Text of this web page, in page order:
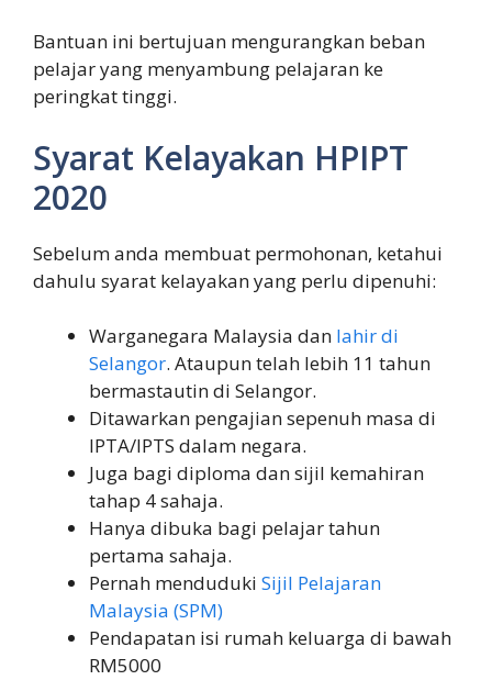
Bantuan ini bertujuan mengurangkan beban
pelajar yang menyambung pelajaran ke
peringkat tinggi.
Syarat Kelayakan HPIPT
2020
Sebelum anda membuat permohonan, ketahui
dahulu syarat kelayakan yang perlu dipenuhi:
Warganegara Malaysia dan lahir di
Selangor. Ataupun telah lebih 11 tahun
bermastautin di Selangor.
Ditawarkan pengajian sepenuh masa di
IPTA/IPTS dalam negara.
Juga bagi diploma dan sijil kemahiran
tahap 4 sahaja.
Hanya dibuka bagi pelajar tahun
pertama sahaja.
Pernah menduduki Sijil Pelajaran
Malaysia (SPM)
Pendapatan isi rumah keluarga di bawah
RM5000